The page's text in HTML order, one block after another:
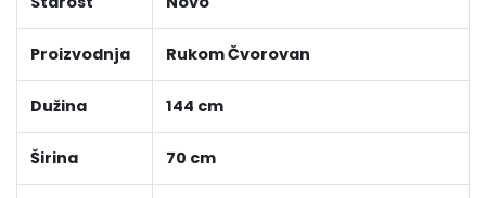
Proizvodnja Rukom Čvorovan
Dužina 144 cm
Širina 70 cm